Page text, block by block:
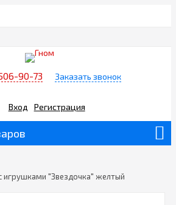
90-73 Заказать звонок
Вход Регистрация
игрушками "Звездочка" желтый